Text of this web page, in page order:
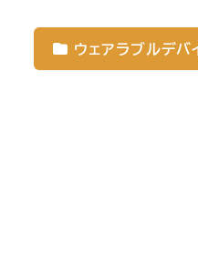
ウェアラブルデバ